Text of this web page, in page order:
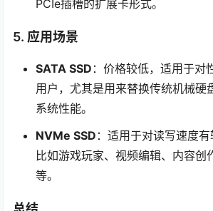
PCIe插槽的扩展卡形式。
5. 应用场景
SATA SSD ：价格较低，适用于对
用户，尤其是用来替换传统机械硬
系统性能。
NVMe SSD ：适用于对读写速度有
比如游戏玩家、视频编辑、内容创
等。